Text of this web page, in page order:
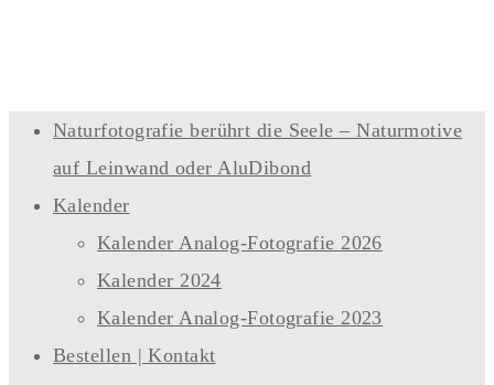
Naturfotografie berührt die Seele – Naturmotive
auf Leinwand oder AluDibond
Kalender
Kalender Analog-Fotografie 2026
Kalender 2024
Kalender Analog-Fotografie 2023
Bestellen | Kontakt